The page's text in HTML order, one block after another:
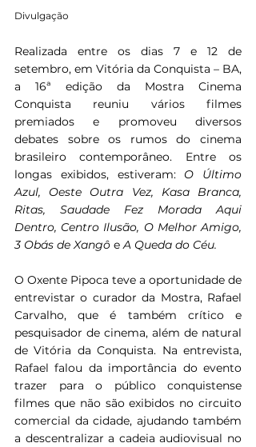
Divulgação
Realizada entre os dias 7 e 12 de
setembro, em Vitória da Conquista – BA,
a 16ª edição da Mostra Cinema
Conquista reuniu vários filmes
premiados e promoveu diversos
debates sobre os rumos do cinema
brasileiro contemporâneo. Entre os
longas exibidos, estiveram: O Último
Azul, Oeste Outra Vez, Kasa Branca,
Ritas, Saudade Fez Morada Aqui
Dentro, Centro Ilusão, O Melhor Amigo,
3 Obás de Xangô e A Queda do Céu.
O Oxente Pipoca teve a oportunidade de
entrevistar o curador da Mostra, Rafael
Carvalho, que é também crítico e
pesquisador de cinema, além de natural
de Vitória da Conquista. Na entrevista,
Rafael falou da importância do evento
trazer para o público conquistense
filmes que não são exibidos no circuito
comercial da cidade, ajudando também
a descentralizar a cadeia audiovisual no